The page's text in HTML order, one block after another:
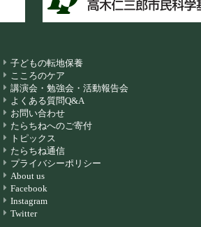
子どもの転地保養
こころのケア
講演会・勉強会・活動報告会
よくある質問Q&A
お問い合わせ
たらちねへのご寄付
トピックス
たらちね通信
プライバシーポリシー
About us
Facebook
Instagram
Twitter